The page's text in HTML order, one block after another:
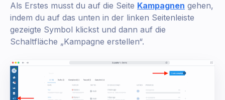
Als Erstes musst du auf die Seite Kampagnen gehen,
indem du auf das unten in der linken Seitenleiste
gezeigte Symbol klickst und dann auf die
Schaltfläche „Kampagne erstellen“.